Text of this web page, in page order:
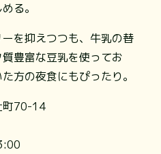
る。
を抑えつつも、牛乳の替
豊富な豆乳を使ってお
方の夜食にもぴったり。
町70-14